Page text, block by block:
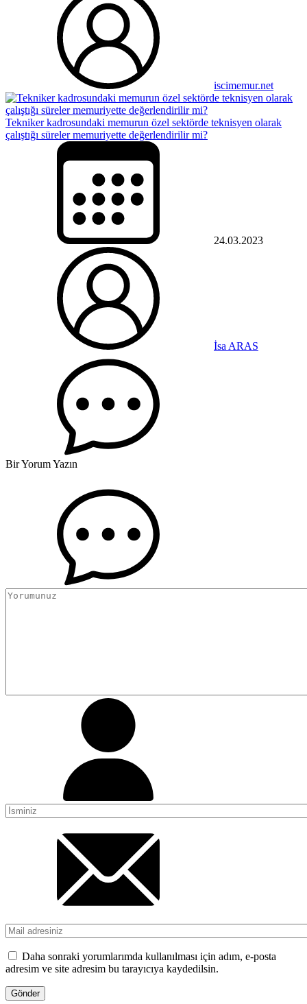
iscimemur.net
Tekniker kadrosundaki memurun özel sektörde teknisyen olarak
çalıştığı süreler memuriyette değerlendirilir mi?
24.03.2023
İsa ARAS
Bir Yorum Yazın
Daha sonraki yorumlarımda kullanılması için adım, e-posta
adresim ve site adresim bu tarayıcıya kaydedilsin.